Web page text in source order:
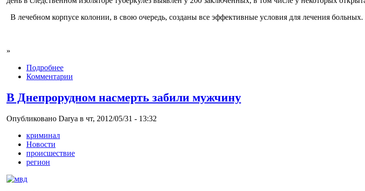
В лечебном корпусе колонии, в свою очередь, созданы все эффективные условия для лечения
»
Подробнее
Комментарии
В Днепрорудном насмерть забили мужчину
Опубликовано Darya в чт, 2012/05/31 - 13:32
криминал
Новости
происшествие
регион